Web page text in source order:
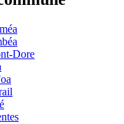
Dore